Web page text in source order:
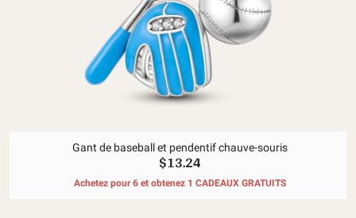
Gant de baseball et pendentif chauve-souris
$13.24
Achetez pour 6 et obtenez 1 CADEAUX GRATUITS